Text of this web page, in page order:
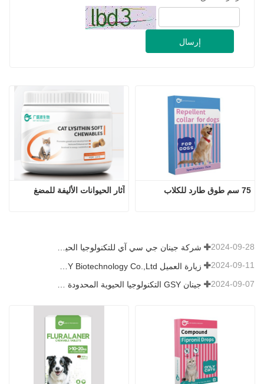
إرسال
آثار الحيوانات الأليفة للمضغ 75 سم طوق طارد للكلاب
شركة جينان جي سي آي للتكنولوجيا الحيوية المحدودة. شاركت في معرض باكستان الدولي للثروة الحيوانية 2024 IPEX 2024-09-28
2024-09-11
2024-09-07